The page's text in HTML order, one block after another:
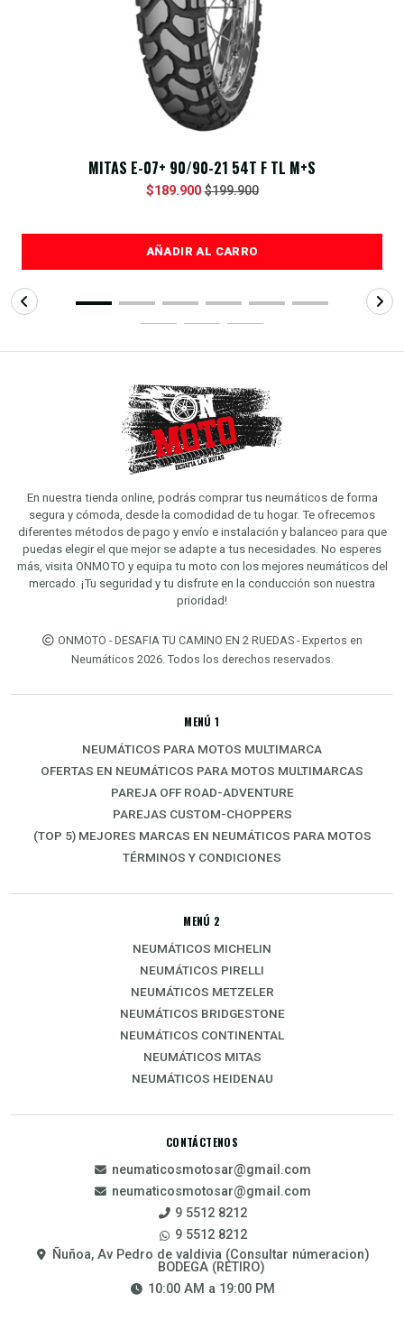
MITAS E-07+ 90/90-21 54T F TL M+S
$189.900 $199.900
AÑADIR AL CARRO
En nuestra tienda online, podrás comprar tus neumáticos de forma
segura y cómoda, desde la comodidad de tu hogar. Te ofrecemos
diferentes métodos de pago y envío e instalación y balanceo para que
puedas elegir el que mejor se adapte a tus necesidades. No esperes
más, visita ONMOTO y equipa tu moto con los mejores neumáticos del
mercado. ¡Tu seguridad y tu disfrute en la conducción son nuestra
prioridad!
ONMOTO - DESAFIA TU CAMINO EN 2 RUEDAS - Expertos en
Neumáticos 2026. Todos los derechos reservados.
MENÚ 1
NEUMÁTICOS PARA MOTOS MULTIMARCA
OFERTAS EN NEUMÁTICOS PARA MOTOS MULTIMARCAS
PAREJA OFF ROAD-ADVENTURE
PAREJAS CUSTOM-CHOPPERS
(TOP 5) MEJORES MARCAS EN NEUMÁTICOS PARA MOTOS
TÉRMINOS Y CONDICIONES
MENÚ 2
NEUMÁTICOS MICHELIN
NEUMÁTICOS PIRELLI
NEUMÁTICOS METZELER
NEUMÁTICOS BRIDGESTONE
NEUMÁTICOS CONTINENTAL
NEUMÁTICOS MITAS
NEUMÁTICOS HEIDENAU
CONTÁCTENOS
neumaticosmotosar@gmail.com
neumaticosmotosar@gmail.com
9 5512 8212
9 5512 8212
Ñuñoa, Av Pedro de valdivia (Consultar númeracion)
BODEGA (RETIRO)
10:00 AM a 19:00 PM